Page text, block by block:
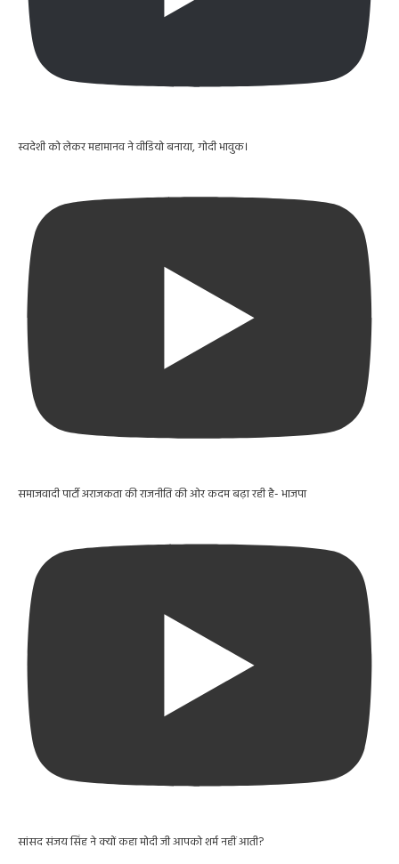
स्वदेशी को लेकर महामानव ने वीडियो बनाया, गोदी भावुक।
समाजवादी पार्टी अराजकता की राजनीति की ओर कदम बढ़ा रही है- भाजपा
सांसद संजय सिंह ने क्यों कहा मोदी जी आपको शर्म नहीं आती?